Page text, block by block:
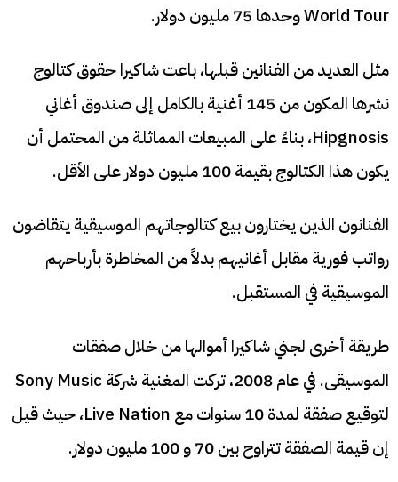
World Tour وحدها 75 مليون دولار.
مثل العديد من الفنانين قبلها، باعت شاكيرا حقوق كتالوج
نشرها المكون من 145 أغنية بالكامل إلى صندوق أغاني
Hipgnosis، بناءً على المبيعات المماثلة من المحتمل أن
يكون هذا الكتالوج بقيمة 100 مليون دولار على الأقل.
الفنانون الذين يختارون بيع كتالوجاتهم الموسيقية يتقاضون
رواتب فورية مقابل أغانيهم بدلاً من المخاطرة بأرباحهم
الموسيقية في المستقبل.
طريقة أخرى لجني شاكيرا أموالها من خلال صفقات
الموسيقى. في عام 2008، تركت المغنية شركة Sony Music
لتوقيع صفقة لمدة 10 سنوات مع Live Nation، حيث قيل
إن قيمة الصفقة تتراوح بين 70 و 100 مليون دولار.